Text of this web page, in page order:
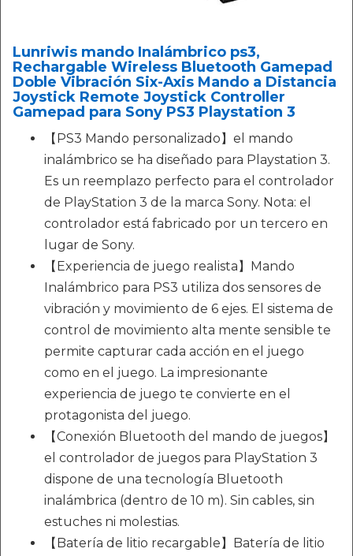
Lunriwis mando Inalámbrico ps3,
Rechargable Wireless Bluetooth Gamepad
Doble Vibración Six-Axis Mando a Distancia
Joystick Remote Joystick Controller
Gamepad para Sony PS3 Playstation 3
【PS3 Mando personalizado】el mando
inalámbrico se ha diseñado para Playstation 3.
Es un reemplazo perfecto para el controlador
de PlayStation 3 de la marca Sony. Nota: el
controlador está fabricado por un tercero en
lugar de Sony.
【Experiencia de juego realista】Mando
Inalámbrico para PS3 utiliza dos sensores de
vibración y movimiento de 6 ejes. El sistema de
control de movimiento alta mente sensible te
permite capturar cada acción en el juego
como en el juego. La impresionante
experiencia de juego te convierte en el
protagonista del juego.
【Conexión Bluetooth del mando de juegos】
el controlador de juegos para PlayStation 3
dispone de una tecnología Bluetooth
inalámbrica (dentro de 10 m). Sin cables, sin
estuches ni molestias.
【Batería de litio recargable】Batería de litio